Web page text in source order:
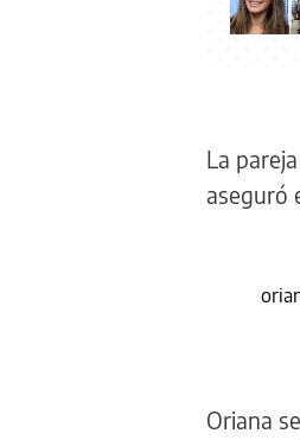
La
aseguró
Oriana